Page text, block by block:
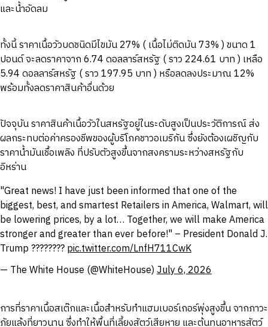
และน้ำอัดลม
ทั้งนี้ ราคาเนื้อวัวบดชนิดมีไขมัน 27% ( เนื้อไม่ติดมัน 73% ) ขนาด 1
ปอนด์ จะลดราคาจาก 6.74 ดอลลาร์สหรัฐ ( ราว 224.61 บาท ) เหลือ
5.94 ดอลลาร์สหรัฐ ( ราว 197.95 บาท ) หรือลดลงประมาณ 12%
พร้อมทั้งลดราคาสินค้าอื่นด้วย
ปัจจุบัน ราคาสินค้าเนื้อวัวในสหรัฐอยู่ในระดับสูงเป็นประวัติการณ์ ส่ง
ผลกระทบต่อค่าครองชีพของผู้บริโภคชาวอเมริกัน ซึ่งยังต้องเผชิญกับ
ราคาน้ำมันเชื้อเพลิง ที่ปรับตัวสูงขึ้นจากสงครามระหว่างสหรัฐกับ
อิหร่าน
"Great news! I have just been informed that one of the
biggest, best, and smartest Retailers in America, Walmart, will
be lowering prices, by a lot… Together, we will make America
stronger and greater than ever before!" – President Donald J.
Trump ????????pic.twitter.com/LnfH711CwK
— The White House (@WhiteHouse)July 6, 2026
การที่ราคาเนื้อสเต๊กและเนื้อสำหรับทำแฮมเบอร์เกอร์พุ่งสูงขึ้น จากภาวะ
ภัยแล้งที่ยาวนาน ซึ่งทำให้พื้นที่เลี้ยงสัตว์เสียหาย และต้นทุนอาหารสัตว์